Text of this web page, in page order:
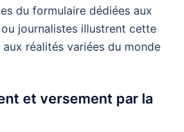
du formulaire dédiées aux
journalistes illustrent cette
réalités variées du monde
et versement par la